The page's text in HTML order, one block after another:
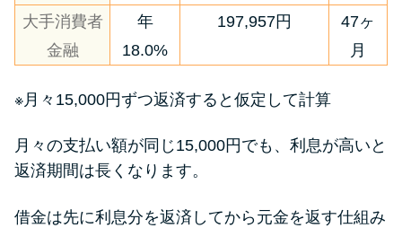
大手消費者
金融
年
18.0%
197,957円
47ヶ
月
※月々15,000円ずつ返済すると仮定して計算
月々の支払い額が同じ15,000円でも、利息が高いと
返済期間は長くなります。
借金は先に利息分を返済してから元金を返す仕組み